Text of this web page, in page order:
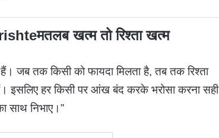
मतलब खत्म तो रिश्ता खत्म
जब तक किसी को फायदा मिलता है, तब तक रिश्ता
इसलिए हर किसी पर आंख बंद करके भरोसा करना सही
साथ निभाए।”